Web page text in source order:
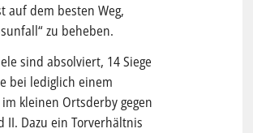
auf dem besten Weg,
zu beheben.
sind absolviert, 14 Siege
bei lediglich einem
kleinen Ortsderby gegen
II. Dazu ein Torverhältnis